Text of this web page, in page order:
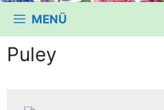
MENÜ
Puley